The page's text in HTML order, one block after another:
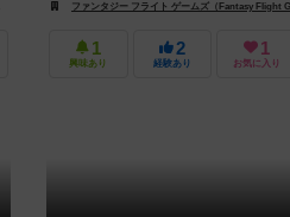
ライフスタイ
ファンタジー フライト ゲームズ（Fantasy Flight
1
興味あり
2
経験あり
1
お気に入り